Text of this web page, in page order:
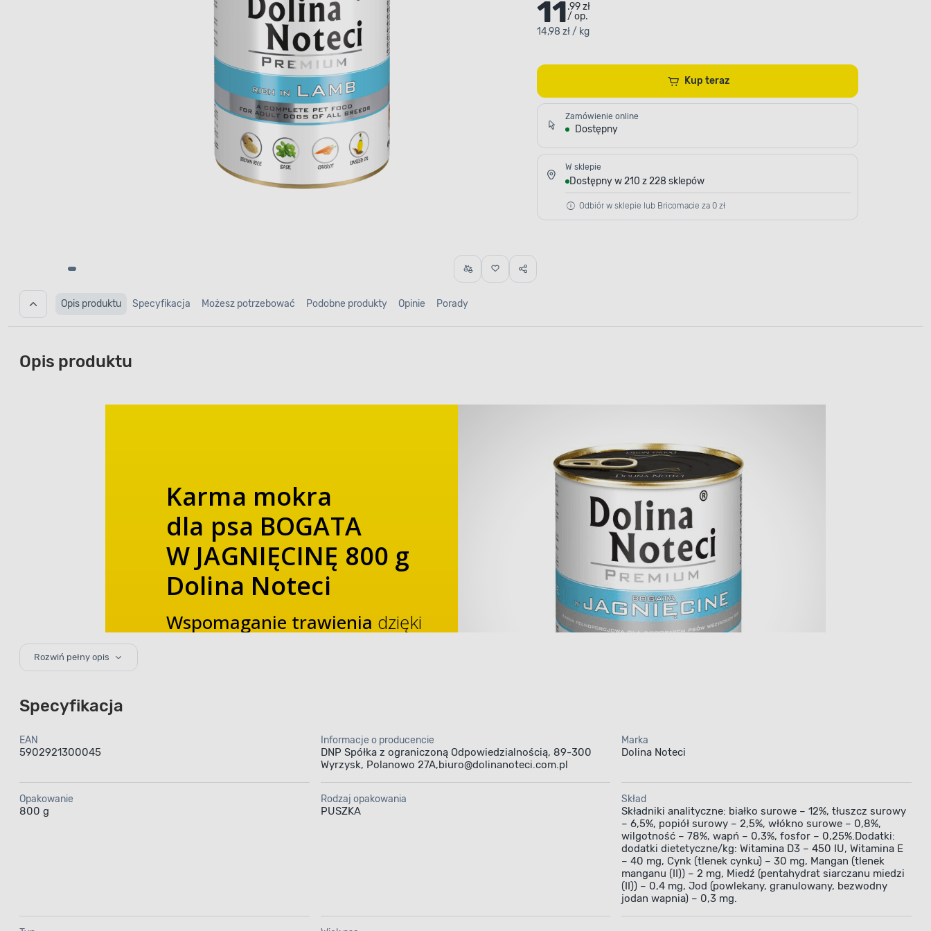
11.99 zł
/ op.
14,98 zł / kg
Kup teraz
Zamówienie online
Dostępny
W sklepie
Dostępny w 210 z 228 sklepów
Odbiór w sklepie lub Bricomacie za 0 zł
Opis produktu Specyfikacja Możesz potrzebować Podobne produkty Opinie Porady
Opis produktu
Karma mokra
dla psa BOGATA
W JAGNIĘCINĘ 800 g
Dolina Noteci
Wspomaganie trawienia dzięki
Karma mokra dla psa BOGATA
W JAGNIĘCINĘ 800 g Dolina Noteci
– sposób na lśniącą sierść
zawiera dużą ilość białka
zwierzęcego oraz składników mineralnych. Pomoże Ci ona zwiększyć
Rozwiń pełny opis
Specyfikacja
EAN
5902921300045
Informacje o producencie
DNP Spółka z ograniczoną Odpowiedzialnością, 89-300
Wyrzysk, Polanowo 27A,biuro@dolinanoteci.com.pl
Marka
Dolina Noteci
Opakowanie
800 g
Rodzaj opakowania
PUSZKA
Skład
Składniki analityczne: białko surowe – 12%, tłuszcz surowy
– 6,5%, popiół surowy – 2,5%, włókno surowe – 0,8%,
wilgotność – 78%, wapń – 0,3%, fosfor – 0,25%.Dodatki:
dodatki dietetyczne/kg: Witamina D3 – 450 IU, Witamina E
– 40 mg, Cynk (tlenek cynku) – 30 mg, Mangan (tlenek
manganu (II)) – 2 mg, Miedź (pentahydrat siarczanu miedzi
(II)) – 0,4 mg, Jod (powlekany, granulowany, bezwodny
jodan wapnia) – 0,3 mg.